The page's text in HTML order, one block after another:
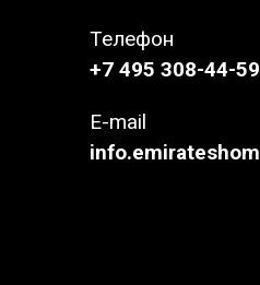
Телефон
+7 495 308-44-59
E-mail